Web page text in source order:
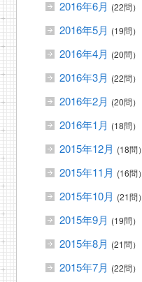
2016年6月 (22問）
2016年5月 (19問）
2016年4月 (20問）
2016年3月 (22問）
2016年2月 (20問）
2016年1月 (18問）
2015年12月 (18問）
2015年11月 (16問）
2015年10月 (21問）
2015年9月 (19問）
2015年8月 (21問）
2015年7月 (22問）